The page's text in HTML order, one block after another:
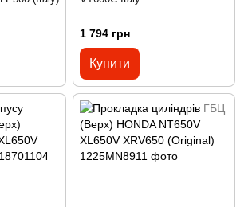
1 794 грн
Купити